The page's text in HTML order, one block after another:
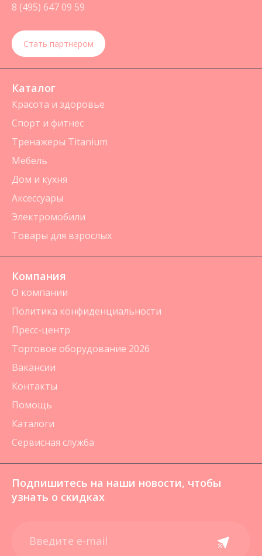
8 (495) 647 09 59
Стать партнером
Каталог
Красота и здоровье
Спорт и фитнес
Тренажеры Titanium
Мебель
Дом и кухня
Аксессуары
Электромобили
Товары для взрослых
Компания
О компании
Политика конфиденциальности
Пресс-центр
Торговое оборудование 2026
Вакансии
Контакты
Помощь
Каталоги
Сервисная служба
Подпишитесь на наши новости, чтобы
узнать о скидках